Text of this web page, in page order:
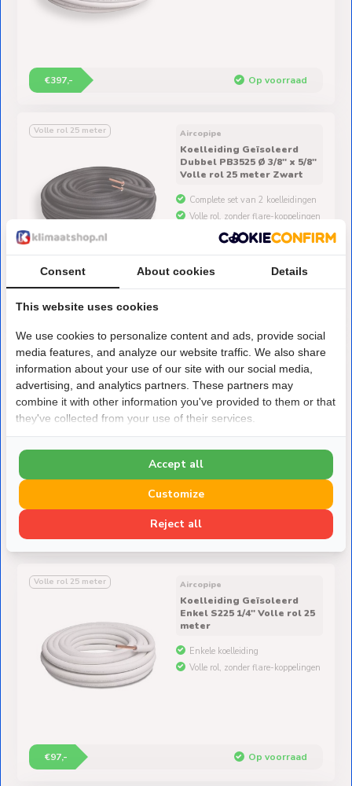
€397,- Op voorraad
Volle rol 25 meter Aircopipe
Koelleiding Geïsoleerd
Dubbel PB3525 Ø 3/8" x 5/8"
Volle rol 25 meter Zwart
Complete set van 2 koelleidingen
Volle rol, zonder flare-koppelingen
€417,-
Volle rol 25 meter Aircopipe
Koelleiding Geïsoleerd
Dubbel P3625 Ø 3/8" x 3/4"
Volle rol 25 meter Wit
Complete set van 2 koelleidingen
Volle rol 25 meter Aircopipe
Koelleiding Geïsoleerd
Enkel S225 1/4" Volle rol 25
meter
Enkele koelleiding
Volle rol, zonder flare-koppelingen
€97,- Op voorraad
Consent About cookies Details
This website uses cookies
We use cookies to personalize content and ads, provide social
media features, and analyze our website traffic. We also share
information about your use of our site with our social media,
advertising, and analytics partners. These partners may
combine it with other information you've provided to them or that
they've collected from your use of their services.
Reject all
Customize
Accept all